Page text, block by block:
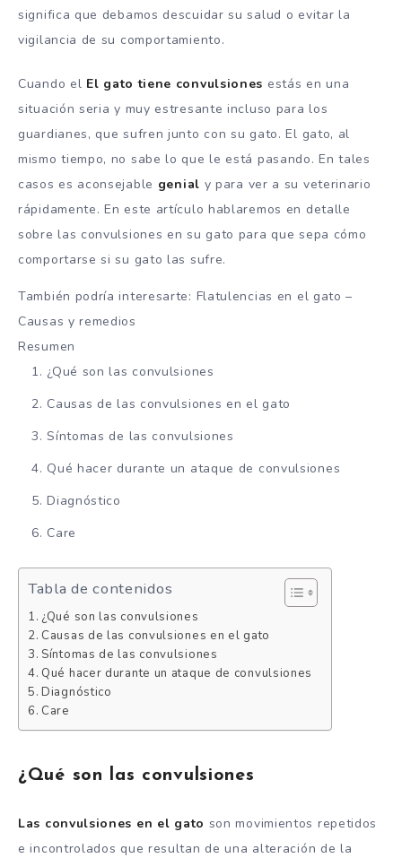
significa que debamos descuidar su salud o evitar la
vigilancia de su comportamiento.
Cuando el El gato tiene convulsiones estás en una
situación seria y muy estresante incluso para los
guardianes, que sufren junto con su gato. El gato, al
mismo tiempo, no sabe lo que le está pasando. En tales
casos es aconsejable genial y para ver a su veterinario
rápidamente. En este artículo hablaremos en detalle
sobre las convulsiones en su gato para que sepa cómo
comportarse si su gato las sufre.
También podría interesarte: Flatulencias en el gato –
Causas y remedios
Resumen
¿Qué son las convulsiones
Causas de las convulsiones en el gato
Síntomas de las convulsiones
Qué hacer durante un ataque de convulsiones
Diagnóstico
Care
Tabla de contenidos
¿Qué son las convulsiones
Causas de las convulsiones en el gato
Síntomas de las convulsiones
Qué hacer durante un ataque de convulsiones
Diagnóstico
Care
¿Qué son las convulsiones
Las convulsiones en el gato son movimientos repetidos
e incontrolados que resultan de una alteración de la